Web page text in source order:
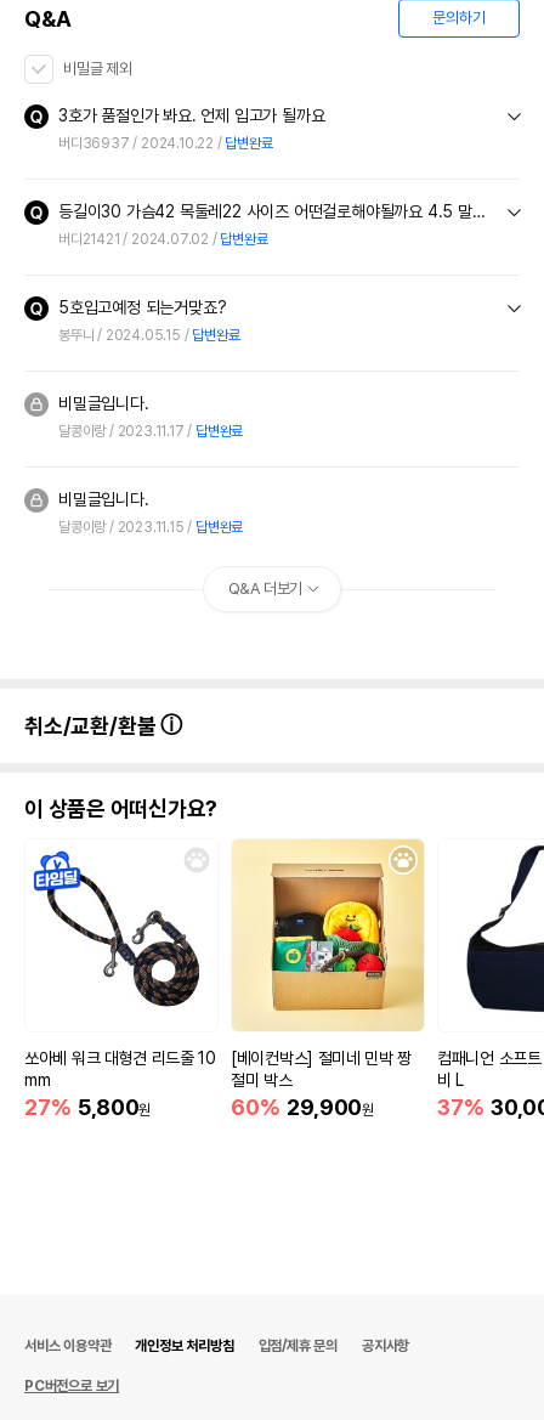
Q&A 문의하기
비밀글 제외
3호가 품절인가 봐요. 언제 입고가 될까요
버디36937 2024.10.22 답변완료
등길이30 가슴42 목둘레22 사이즈 어떤걸로해야될까요 4.5 말티입니다 엉덩이젖는건 싫은데ㅜㅠ 등길이가 30이라 어떤걸구매해야될까요
버디21421 2024.07.02 답변완료
5호입고예정 되는거맞죠?
봉뚜니 2024.05.15 답변완료
비밀글입니다.
달콩이랑 2023.11.17 답변완료
비밀글입니다.
달콩이랑 2023.11.15 답변완료
Q&A 더보기
취소/교환/환불
이 상품은 어떠신가요?
쏘아베 워크 대형견 리드줄 10
mm
27% 5,800원
[베이컨박스] 절미네 민박 짱
절미 박스
60% 29,900원
컴패니언 소프
비 L
37%
서비스 이용약관 개인정보 처리방침 입점/제휴 문의 공지사항
PC버전으로 보기